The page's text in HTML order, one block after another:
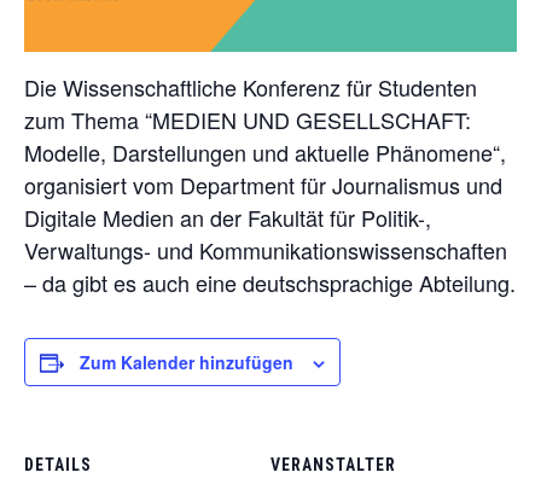
Die Wissenschaftliche Konferenz für Studenten
zum Thema “MEDIEN UND GESELLSCHAFT:
Modelle, Darstellungen und aktuelle Phänomene“,
organisiert vom Department für Journalismus und
Digitale Medien an der Fakultät für Politik-,
Verwaltungs- und Kommunikationswissenschaften
– da gibt es auch eine deutschsprachige Abteilung.
Zum Kalender hinzufügen
DETAILS VERANSTALTER